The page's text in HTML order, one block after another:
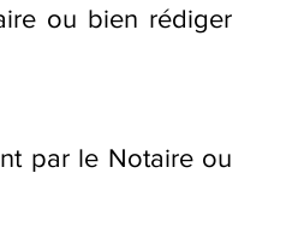
ou bien rédiger
par le Notaire ou